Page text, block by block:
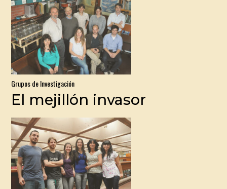
Grupos de Investigación
El mejillón invasor